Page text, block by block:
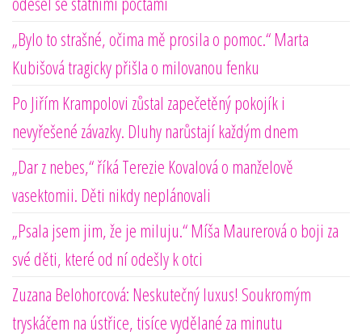
„Bylo to strašné, očima mě prosila o pomoc.“ Marta
Kubišová tragicky přišla o milovanou fenku
Po Jiřím Krampolovi zůstal zapečetěný pokojík i
nevyřešené závazky. Dluhy narůstají každým dnem
„Dar z nebes,“ říká Terezie Kovalová o manželově
vasektomii. Děti nikdy neplánovali
„Psala jsem jim, že je miluju.“ Míša Maurerová o boji za
své děti, které od ní odešly k otci
Zuzana Belohorcová: Neskutečný luxus! Soukromým
tryskáčem na ústřice, tisíce vydělané za minutu